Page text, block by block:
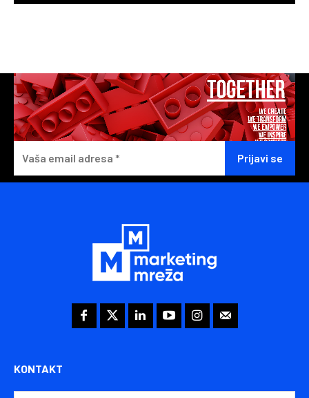
KONTAKT